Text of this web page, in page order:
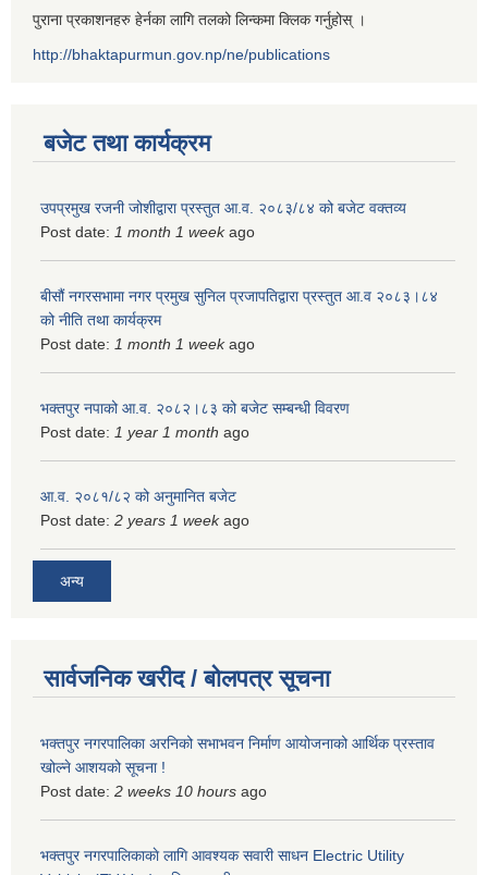
पुराना प्रकाशनहरु हेर्नका लागि तलको लिन्कमा क्लिक गर्नुहोस् ।
http://bhaktapurmun.gov.np/ne/publications
बजेट तथा कार्यक्रम
उपप्रमुख रजनी जोशीद्वारा प्रस्तुत आ.व. २०८३/८४ को बजेट वक्तव्य
Post date: 1 month 1 weekago
बीसौं नगरसभामा नगर प्रमुख सुनिल प्रजापतिद्वारा प्रस्तुत आ.व‍ २०८३।८४
को नीति तथा कार्यक्रम
Post date: 1 month 1 weekago
भक्तपुर नपाको आ.व. २०८२।८३ को बजेट सम्बन्धी विवरण
Post date: 1 year 1 month ago
आ.व. २०८१/८२ को अनुमानित बजेट
Post date: 2 years 1 weekago
अन्य
सार्वजनिक खरीद / बोलपत्र सूचना
भक्तपुर नगरपालिका अरनिको सभाभवन निर्माण आयोजनाको आर्थिक प्रस्ताव
खोल्ने आशयको सूचना !
Post date: 2 weeks 10 hours ago
भक्तपुर नगरपालिकाकाे लागि आवश्यक सवारी साधन Electric Utility